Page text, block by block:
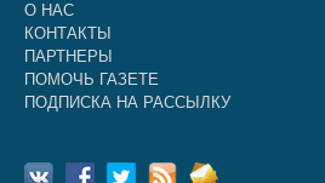
О НАС
КОНТАКТЫ
ПАРТНЕРЫ
ПОМОЧЬ ГАЗЕТЕ
ПОДПИСКА НА РАССЫЛКУ